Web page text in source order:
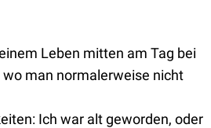
Leben mitten am Tag bei
man normalerweise nicht
Ich war alt geworden, oder